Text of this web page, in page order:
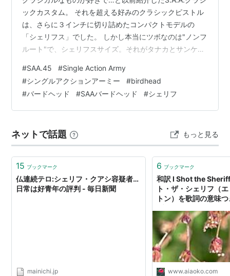
ックカスタム。 それを超える好みのクラシックピストル
は、さらに３インチに切り詰めたコンパクトモデルの
「シェリフス」でした。 しかし本当にツボなのは"ノンフ
ルート"で、シェリフスサイズ。それがタナカとサンケン
*)o))) Colt Single Action Army "Bird Head"３inch
deluxe キタキター！と発表を見た瞬間に予約！笑 スチー
ルブラックのボディーに真鍮調のメッキが施されたトリ
ガー周り、プラ木グリップはCAW（MULE）の木製グリ
#SAA.45 #Single Action Army
#シングルアクションアーミー #birdhead
#バードヘッド #SAAバードヘッド #シェリフ
ネットで話題 もっと見る
15 ブックマーク
仏連続テロ:シェリフ・クアシ容疑者…
日常は好青年の評判 - 毎日新聞
mainichi.jp
6 ブックマーク
和訳 I Shot the
ト・ザ・シェリフ（
トン）を歌詞の意味
ーシャン・ブールヴ
Ocean Boulevard -
を感じる「懐かしい
と「終活」
www.aiaoko.com